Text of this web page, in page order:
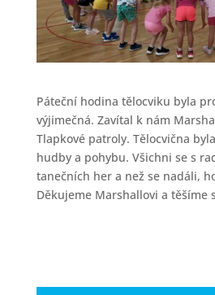
Páteční hodina tělocviku byla
výjimečná. Zavítal k nám
Tlapkové patroly. Tělocvična
hudby a pohybu. Všichni se s
tanečních her a než se nadáli,
Děkujeme Marshallovi a těšíme